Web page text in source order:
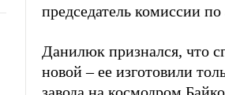
председатель комиссии
Данилюк признался, что
новой– ее изготовили